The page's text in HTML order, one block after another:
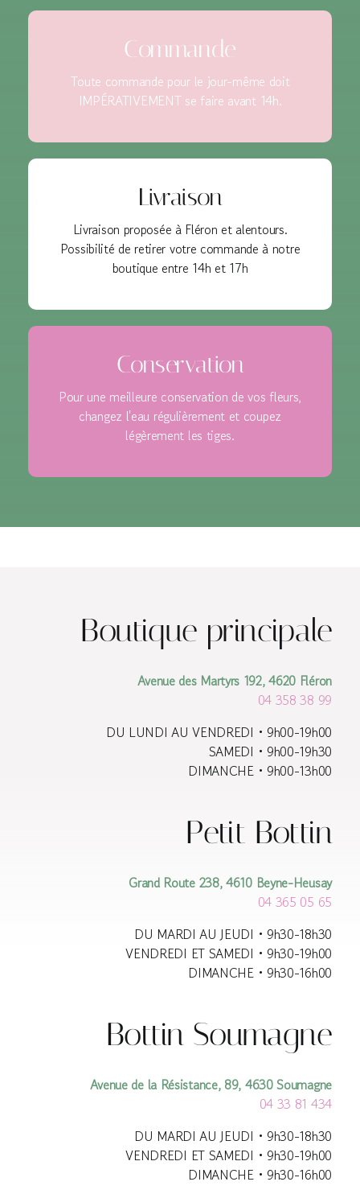
Commande
Toute commande pour le jour-même doit
IMPÉRATIVEMENT se faire avant 14h.
Livraison
Livraison proposée à Fléron et alentours.
Possibilité de retirer votre commande à notre
boutique entre 14h et 17h
Conservation
Pour une meilleure conservation de vos fleurs,
changez l'eau régulièrement et coupez
légèrement les tiges.
Boutique principale
Avenue des Martyrs 192, 4620 Fléron
04 358 38 99
DU LUNDI AU VENDREDI • 9h00-19h00
SAMEDI • 9h00-19h30
DIMANCHE • 9h00-13h00
Petit Bottin
Grand Route 238, 4610 Beyne-Heusay
04 365 05 65
DU MARDI AU JEUDI • 9h30-18h30
VENDREDI ET SAMEDI • 9h30-19h00
DIMANCHE • 9h30-16h00
Bottin Soumagne
Avenue de la Résistance, 89, 4630 Soumagne
04 33 81 434
DU MARDI AU JEUDI • 9h30-18h30
VENDREDI ET SAMEDI • 9h30-19h00
DIMANCHE • 9h30-16h00